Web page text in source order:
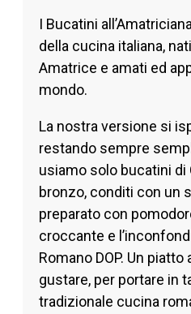
I Bucatini
della cucina italiana,
Amatrice e amati ed
mondo.
La nostra versione si
restando sempre
usiamo solo bucatini di
bronzo, conditi con un
preparato con
croccante e
Romano DOP. Un
gustare, per portare in
tradizionale cucina